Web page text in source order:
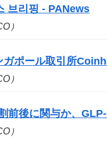
브리핑 - PANews
）
ガポール取引所
）
前後に関与か、
）